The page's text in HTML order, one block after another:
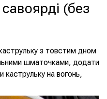
(без
з товстим дном
шматочками, додати
на вогонь,